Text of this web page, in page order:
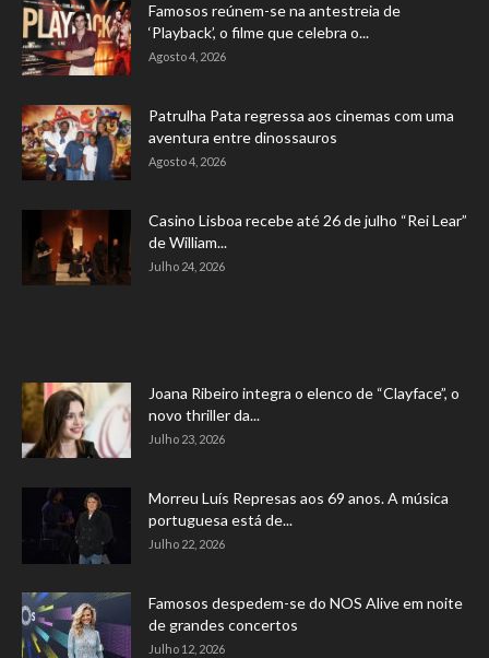
Famosos reúnem-se na antestreia de
‘Playback’, o filme que celebra o...
Agosto 4, 2026
Patrulha Pata regressa aos cinemas com uma
aventura entre dinossauros
Agosto 4, 2026
Casino Lisboa recebe até 26 de julho “Rei Lear”
de William...
Julho 24, 2026
Joana Ribeiro integra o elenco de “Clayface”, o
novo thriller da...
Julho 23, 2026
Morreu Luís Represas aos 69 anos. A música
portuguesa está de...
Julho 22, 2026
Famosos despedem-se do NOS Alive em noite
de grandes concertos
Julho 12, 2026